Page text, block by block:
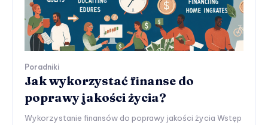
Poradniki
Jak wykorzystać finanse do
poprawy jakości życia?
Wykorzystanie finansów do poprawy jakości życia Wstęp